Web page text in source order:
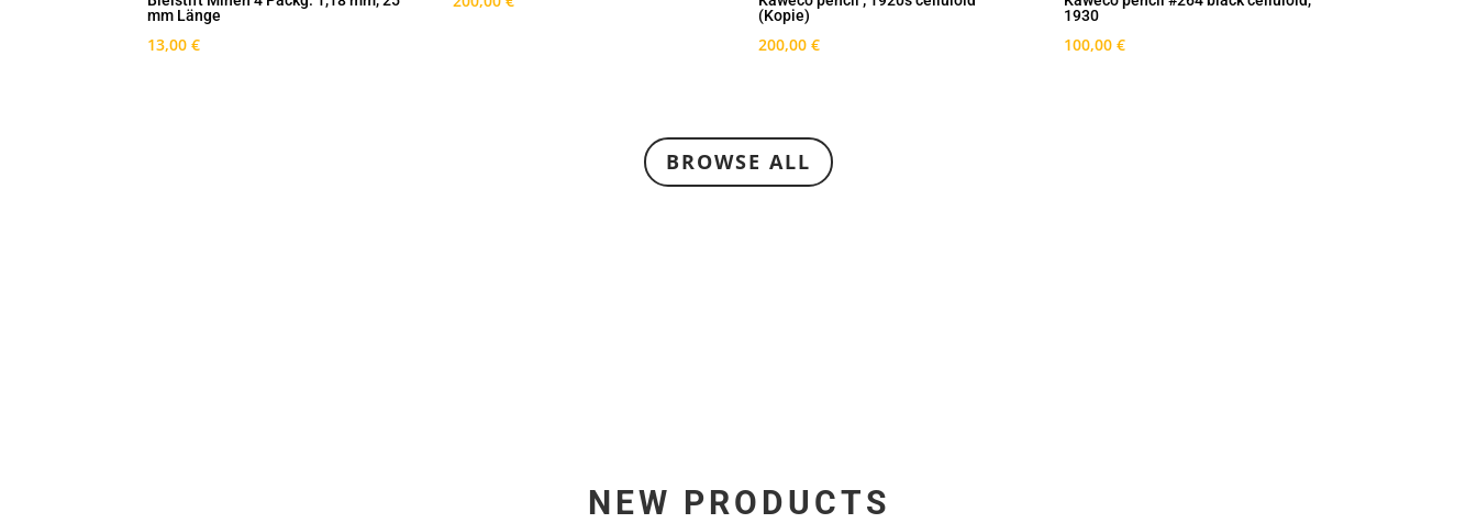
mm Länge
13,00€
(Kopie)
200,00€
1930
100,00€
BROWSE ALL
NEW PRODUCTS